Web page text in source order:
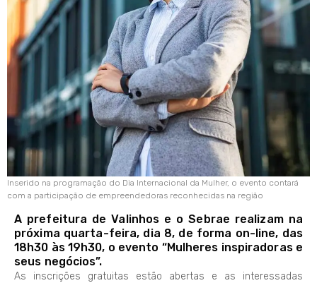
Inserido na programação do Dia Internacional da Mulher, o evento contará
com a participação de empreendedoras reconhecidas na região
A prefeitura de Valinhos e o Sebrae realizam na
próxima quarta-feira, dia 8, de forma on-line, das
18h30 às 19h30, o evento “Mulheres inspiradoras e
seus negócios”.
As inscrições gratuitas estão abertas e as interessadas